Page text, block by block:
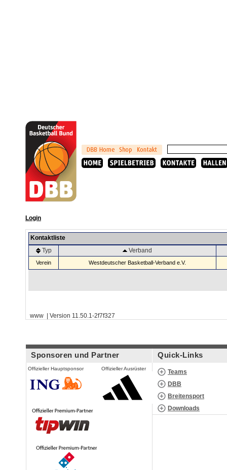
Login
Kontaktliste
Typ
Verband
Verein Westdeutscher Basketball-Verband e.V.
www | Version 11.50.1-2f7f327
Sponsoren und Partner
Offizieller Hauptsponsor Offizieller Ausrüster
Quick-Links
Teams
DBB
Breitensport
Downloads